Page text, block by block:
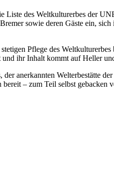
Liste des Weltkulturerbes der
sowie deren Gäste ein,
Pflege des
ihr Inhalt kommt auf Heller
anerkannten Welterbestätte
– zum Teil selbst